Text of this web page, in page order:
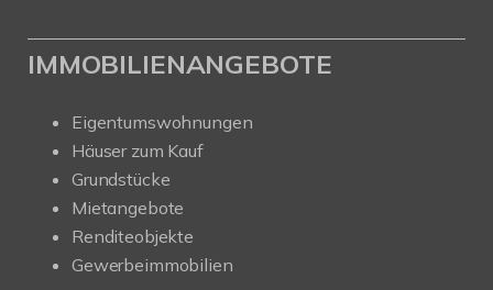
IMMOBILIENANGEBOTE
Eigentumswohnungen
Häuser zum Kauf
Grundstücke
Mietangebote
Renditeobjekte
Gewerbeimmobilien